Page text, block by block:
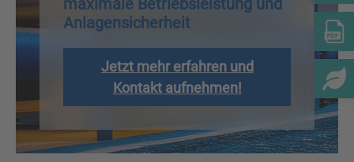
maximale Betriebsleistung und
Anlagensicherheit
Jetzt mehr erfahren und
Kontakt aufnehmen!